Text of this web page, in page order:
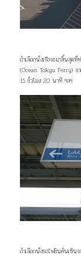
ถ้าเลือกนั่งเรือจะมาสิ้นสุด
(Ocean Tokyu Ferry) จา
15 ชั่วโมง 20 นาที ฯลฯ
ถ้าเลือกนั่งรถไฟชินคันเซ็